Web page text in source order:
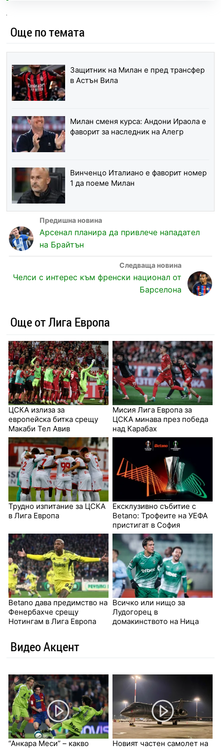
Още по темата
Защитник на Милан е пред трансфер
в Астън Вила
Милан сменя курса: Андони Ираола е
фаворит за наследник на Алегр
Винченцо Италиано е фаворит номер
1 да поеме Милан
Арсенал планира да привлече нападател
на Брайтън
Челси с интерес към френски национал от
Барселона
Още от Лига Европа
ЦСКА излиза за
европейска битка срещу
Макаби Тел Авив
Мисия Лига Европа за
ЦСКА минава през победа
над Карабах
Трудно изпитание за ЦСКА
в Лига Европа
Ексклузивно събитие с
Betanо: Трофеите на УЕФА
пристигат в София
Betano дава предимство на
Фенербахче срещу
Нотингам в Лига Европа
Всичко или нищо за
Лудогорец в
домакинството на Ница
Видео Акцент
“Анкара Меси” – какво
Новият частен самолет на